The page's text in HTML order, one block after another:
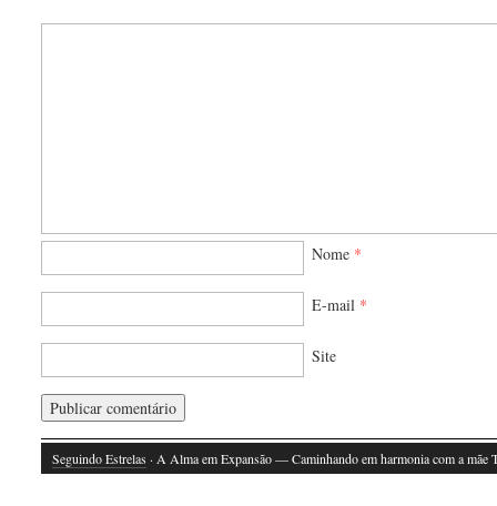
Nome *
E-mail *
Site
Seguindo Estrelas · A Alma em Expansão — Caminhando em harmonia com a mãe